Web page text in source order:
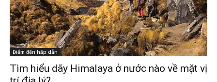
Điểm đến hấp dẫn
Tìm hiểu dãy Himalaya ở nước nào về mặt vị